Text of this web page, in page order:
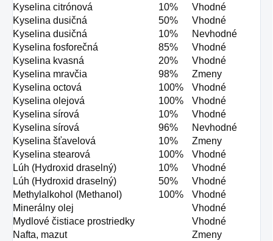
Kyselina citrónová
10%
Vhodné
Kyselina dusičná
50%
Vhodné
Kyselina dusičná
10%
Nevhodné
Kyselina fosforečná
85%
Vhodné
Kyselina kvasná
20%
Vhodné
Kyselina mravčia
98%
Zmeny
Kyselina octová
100%
Vhodné
Kyselina olejová
100%
Vhodné
Kyselina sírová
10%
Vhodné
Kyselina sírová
96%
Nevhodné
Kyselina šťavelová
10%
Zmeny
Kyselina stearová
100%
Vhodné
Lúh (Hydroxid draselný)
10%
Vhodné
Lúh (Hydroxid draselný)
50%
Vhodné
Methylalkohol (Methanol)
100%
Vhodné
Minerálny olej
Vhodné
Mydlové čistiace prostriedky
Vhodné
Nafta, mazut
Zmeny